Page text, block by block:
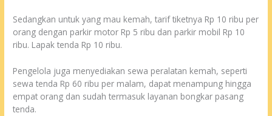
Sedangkan untuk yang mau kemah, tarif tiketnya Rp 10 ribu per
orang dengan parkir motor Rp 5 ribu dan parkir mobil Rp 10
ribu. Lapak tenda Rp 10 ribu.
Pengelola juga menyediakan sewa peralatan kemah, seperti
sewa tenda Rp 60 ribu per malam, dapat menampung hingga
empat orang dan sudah termasuk layanan bongkar pasang
tenda.